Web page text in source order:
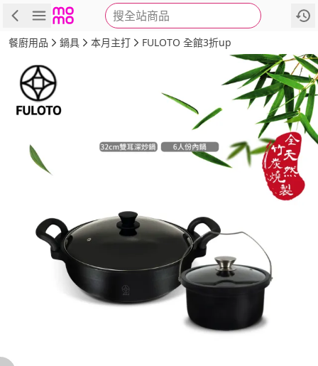
搜全站商品
商品 評價 詳情
餐廚用品 鍋具 本月主打 FULOTO 全館3折up